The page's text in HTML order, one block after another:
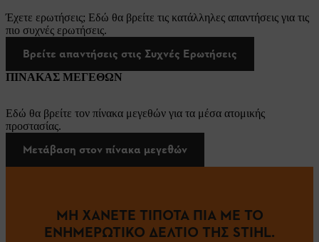
Έχετε ερωτήσεις; Εδώ θα βρείτε τις κατάλληλες απαντήσεις για τις
πιο συχνές ερωτήσεις.
Βρείτε απαντήσεις στις Συχνές Ερωτήσεις
ΠΙΝΑΚΑΣ ΜΕΓΕΘΩΝ
Εδώ θα βρείτε τον πίνακα μεγεθών για τα μέσα ατομικής
προστασίας.
Μετάβαση στον πίνακα μεγεθών
ΜΗ ΧΑΝΕΤΕ ΤΙΠΟΤΑ ΠΙΑ ΜΕ ΤΟ
ΕΝΗΜΕΡΩΤΙΚΟ ΔΕΛΤΙΟ ΤΗΣ STIHL.